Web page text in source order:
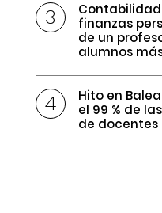
finanzas
de un
alumnos
Hito en
el 99 % de
de docentes